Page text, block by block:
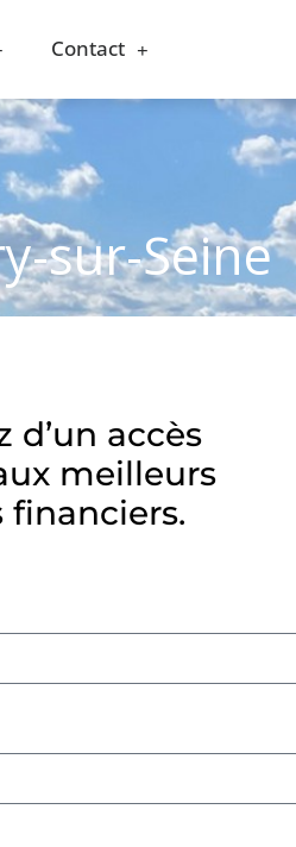
Contact
sur-Seine
d’un accès
meilleurs